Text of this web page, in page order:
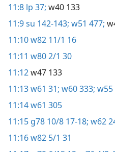
11:8 lp 37; w40 133
11:9su 142-143; w51 477;
11:10w82 11/1 16
11:11 w80 2/1 30
11:12w47 133
11:13w61 31; w60 333; w55
11:14w61 305
11:15 g78 10/8 17-18; w62
11:16w82 5/1 31